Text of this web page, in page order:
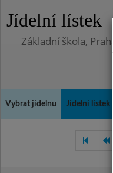
Jídelní lístek
Základní škola,
Vybrat jídelnu Jídelní lístek